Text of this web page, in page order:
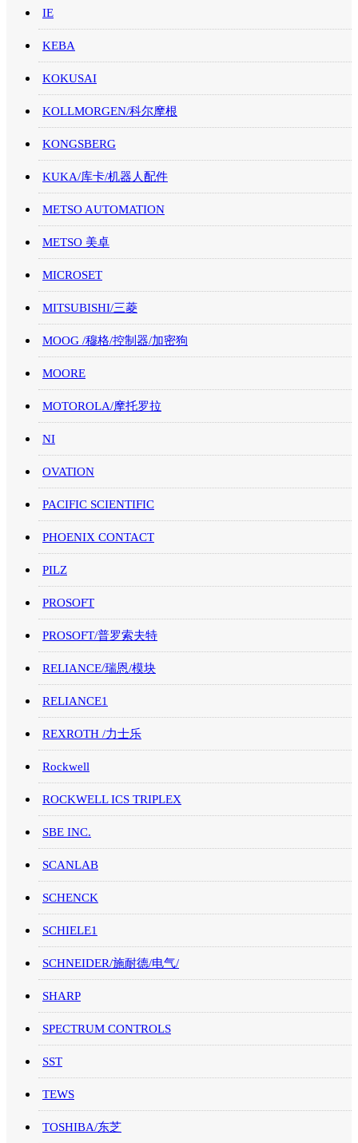
IE
KEBA
KOKUSAI
KOLLMORGEN/科尔摩根
KONGSBERG
KUKA/库卡/机器人配件
METSO AUTOMATION
METSO 美卓
MICROSET
MITSUBISHI/三菱
MOOG /穆格/控制器/加密狗
MOORE
MOTOROLA/摩托罗拉
NI
OVATION
PACIFIC SCIENTIFIC
PHOENIX CONTACT
PILZ
PROSOFT
PROSOFT/普罗索夫特
RELIANCE/瑞恩/模块
RELIANCE1
REXROTH /力士乐
Rockwell
ROCKWELL ICS TRIPLEX
SBE INC.
SCANLAB
SCHENCK
SCHIELE1
SCHNEIDER/施耐德/电气/
SHARP
SPECTRUM CONTROLS
SST
TEWS
TOSHIBA/东芝